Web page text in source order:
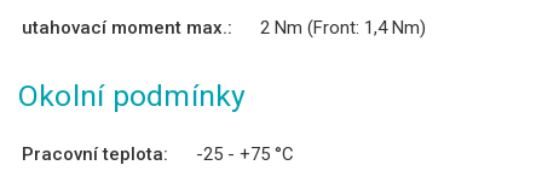
utahovací moment max.:
2 Nm (Front: 1,4 Nm)
Okolní podmínky
Pracovní teplota:
-25 - +75 °C